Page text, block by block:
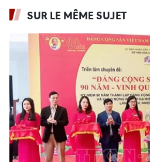
SUR LE MÊME SUJET